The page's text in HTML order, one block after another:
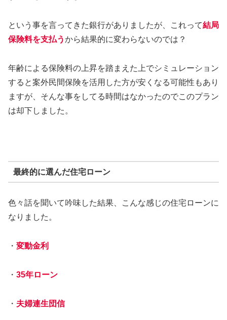
という事を言ってきた銀行がありましたが、これって結局
保険料を支払うから結果的に変わらないのでは？
年齢による保険料の上昇を踏まえた上でシミュレーション
すると案外民間保険を活用した方が安くなる可能性もあり
ますが、そんな事をしてる時間はなかったのでこのプラン
は却下しました。
最終的に選んだ住宅ローン
色々話を聞いて吟味した結果、こんな感じの住宅ローンに
なりました。
・ 変動金利
・ 35年ローン
・ 夫婦連生団信